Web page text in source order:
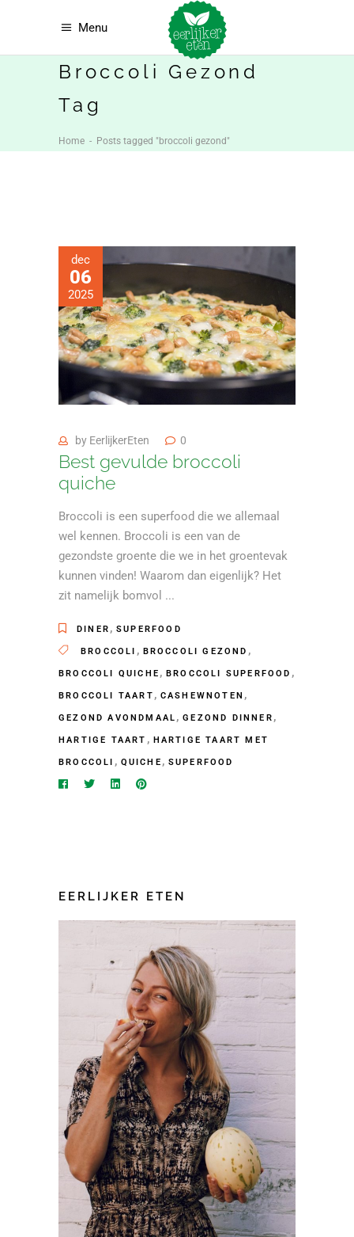
Menu
Broccoli Gezond
Tag
Home - Posts tagged "broccoli gezond"
dec
06
2025
by EerlijkerEten 0
Best gevulde broccoli
quiche
Broccoli is een superfood die we allemaal
wel kennen. Broccoli is een van de
gezondste groente die we in het groentevak
kunnen vinden! Waarom dan eigenlijk? Het
zit namelijk bomvol
DINER , SUPERFOOD
BROCCOLI , BROCCOLI GEZOND ,
BROCCOLI QUICHE , BROCCOLI SUPERFOOD ,
BROCCOLI TAART , CASHEWNOTEN ,
GEZOND AVONDMAAL ,GEZOND DINNER ,
HARTIGE TAART , HARTIGE TAART MET
BROCCOLI , QUICHE , SUPERFOOD
EERLIJKER ETEN